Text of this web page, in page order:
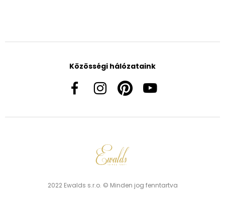
Közösségi hálózataink
2022 Ewalds s.r.o. © Minden jog fenntartva